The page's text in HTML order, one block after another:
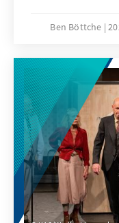
auseinander.
Menschen
Erfahrungen
Ben Böttche